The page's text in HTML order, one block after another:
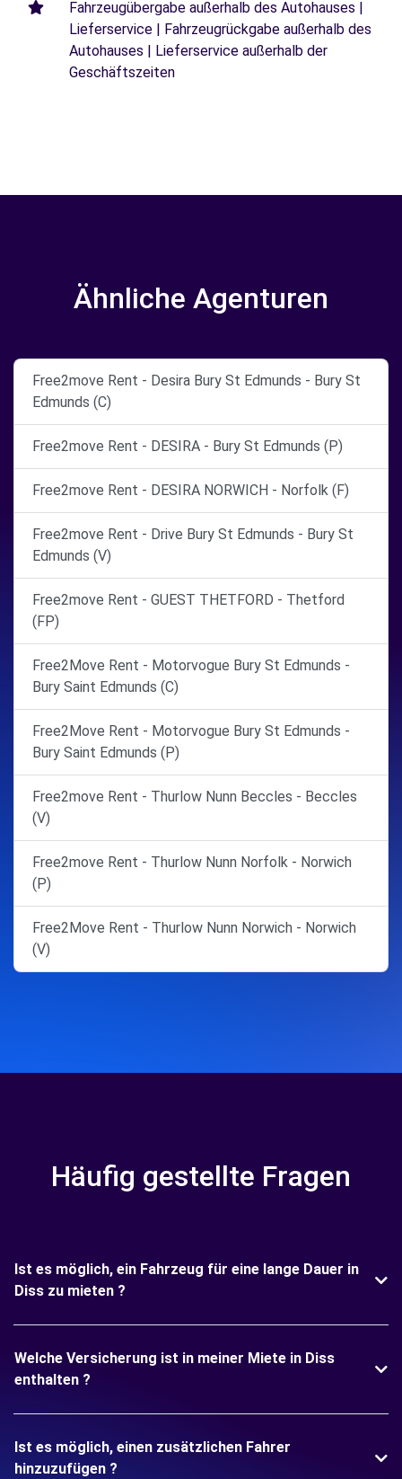
Fahrzeugübergabe außerhalb des Autohauses |
Lieferservice | Fahrzeugrückgabe außerhalb des
Autohauses | Lieferservice außerhalb der
Geschäftszeiten
Ähnliche Agenturen
Free2move Rent - Desira Bury St Edmunds - Bury St
Edmunds (C)
Free2move Rent - DESIRA - Bury St Edmunds (P)
Free2move Rent - DESIRA NORWICH - Norfolk (F)
Free2move Rent - Drive Bury St Edmunds - Bury St
Edmunds (V)
Free2move Rent - GUEST THETFORD - Thetford
(FP)
Free2Move Rent - Motorvogue Bury St Edmunds -
Bury Saint Edmunds (C)
Free2Move Rent - Motorvogue Bury St Edmunds -
Bury Saint Edmunds (P)
Free2move Rent - Thurlow Nunn Beccles - Beccles
(V)
Free2move Rent - Thurlow Nunn Norfolk - Norwich
(P)
Free2Move Rent - Thurlow Nunn Norwich - Norwich
(V)
Häufig gestellte Fragen
Ist es möglich, ein Fahrzeug für eine lange Dauer in
Diss zu mieten ?
Welche Versicherung ist in meiner Miete in Diss
enthalten ?
Ist es möglich, einen zusätzlichen Fahrer
hinzuzufügen ?